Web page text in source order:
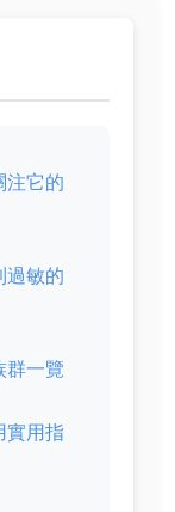
注它的
過敏的
群一覽
實用指